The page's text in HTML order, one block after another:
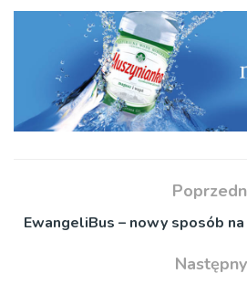
EwangeliBus – nowy sposób
Następny